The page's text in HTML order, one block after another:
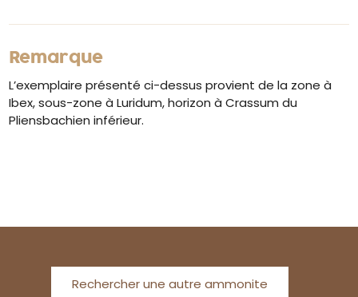
Remarque
L’exemplaire présenté ci-dessus provient de la zone à
Ibex, sous-zone à Luridum, horizon à Crassum du
Pliensbachien inférieur.
Rechercher une autre ammonite